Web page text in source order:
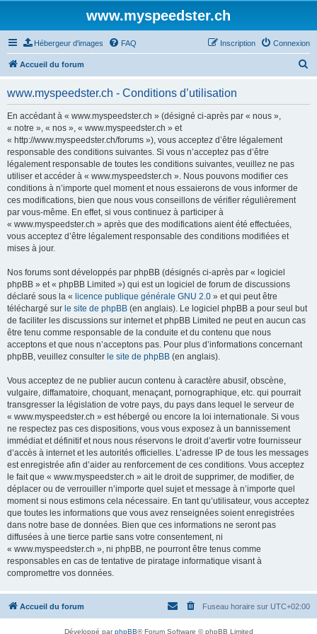
www.myspeedster.ch
Hébergeur d'images FAQ Connexion
Inscription
Accueil du forum
www.myspeedster.ch - Conditions d’utilisation
En accédant à « www.myspeedster.ch » (désigné ci-après par « nous »,
« notre », « nos », « www.myspeedster.ch » et
« http://www.myspeedster.ch/forums »), vous acceptez d’être légalement
responsable des conditions suivantes. Si vous n’acceptez pas d’être
légalement responsable de toutes les conditions suivantes, veuillez ne pas
utiliser et accéder à « www.myspeedster.ch ». Nous pouvons modifier ces
conditions à n’importe quel moment et nous essaierons de vous informer de
ces modifications, bien que nous vous conseillons de vérifier régulièrement
par vous-même. En effet, si vous continuez à participer à
« www.myspeedster.ch » après que des modifications aient été effectuées,
vous acceptez d’être légalement responsable des conditions modifiées et
mises à jour.
Nos forums sont développés par phpBB (désignés ci-après par « logiciel
phpBB » et « phpBB Limited ») qui est un logiciel de forum de discussions
déclaré sous la « licence publique générale GNU 2.0 » et qui peut être
téléchargé sur le site de phpBB (en anglais). Le logiciel phpBB a pour seul but
de faciliter les discussions sur internet et phpBB Limited ne peut en aucun cas
être tenu comme responsable de la conduite et du contenu que nous
acceptons et que nous n’acceptons pas. Pour plus d’informations concernant
phpBB, veuillez consulter le site de phpBB (en anglais).
Vous acceptez de ne publier aucun contenu à caractère abusif, obscène,
vulgaire, diffamatoire, choquant, menaçant, pornographique, etc. qui pourrait
transgresser la législation de votre pays, du pays dans lequel le serveur de
« www.myspeedster.ch » est hébergé ou encore la loi internationale. Si vous
ne respectez pas ces dispositions, vous vous exposez à un bannissement
immédiat et définitif et nous nous réservons le droit d’avertir votre fournisseur
d’accès à internet et les autorités officielles. L’adresse IP de tous les messages
est enregistrée afin d’aider au renforcement de ces conditions. Vous acceptez
le fait que « www.myspeedster.ch » ait le droit de supprimer, de modifier, de
déplacer ou de verrouiller n’importe quel sujet et message à n’importe quel
moment si nous estimons cela nécessaire. En tant qu’utilisateur, vous acceptez
que toutes les informations que vous avez renseignées soient enregistrées
dans notre base de données. Bien que ces informations ne seront pas
diffusées à une tierce partie sans votre consentement, ni
« www.myspeedster.ch », ni phpBB, ne pourront être tenus comme
responsables en cas de tentative de piratage informatique visant à
compromettre vos données.
Accueil du forum Fuseau horaire sur UTC+02:00
Développé parphpBB® Forum Software © phpBB Limited